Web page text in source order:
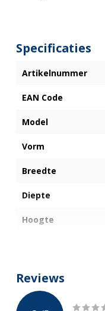
Specificaties
Artikelnummer
EAN Code
Model
Vorm
Breedte
Diepte
Hoogte
Openingswijze deur
Reviews